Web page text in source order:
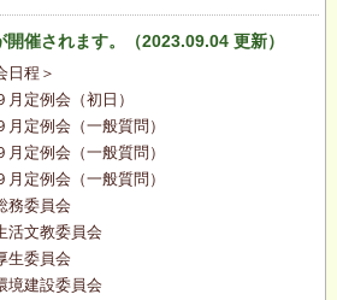
催されます。（2023.09.04 更新）
日程＞
定例会（初日）
例会（一般質問）
例会（一般質問）
例会（一般質問）
委員会
文教委員会
委員会
建設委員会